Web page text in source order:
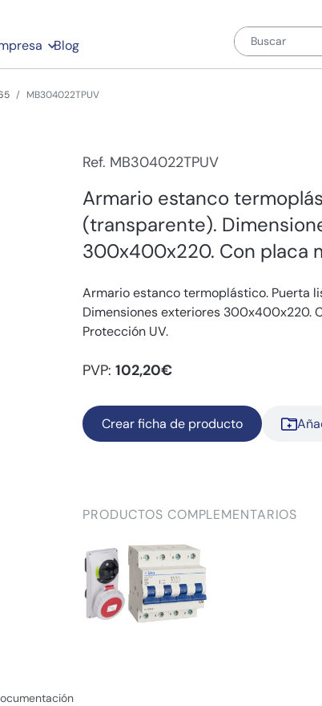
Blog
MB304022TPUV
Ref. MB304022TPUV
Armario estanco
(transparente).
300x400x220. Con placa
Armario estanco termoplástico. Puerta
Dimensiones exteriores 300x400x220.
Protección UV.
PVP: 102,20€
Crear ficha de producto
PRODUCTOS COMPLEMENTARIOS